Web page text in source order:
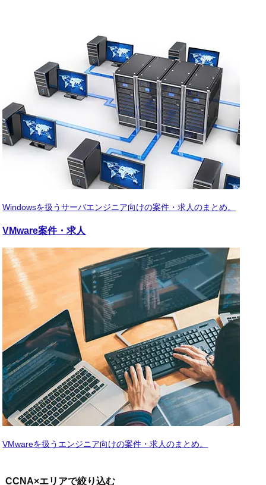
Windowsを扱うサーバエンジニア向けの案件・求人のまとめ。
VMware案件・求人
VMwareを扱うエンジニア向けの案件・求人のまとめ。
CCNA×エリアで絞り込む